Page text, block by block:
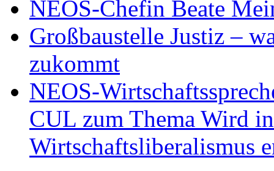
NEOS-Chefin Beate
Großbaustelle Justiz –
zukommt
NEOS-
CUL zum Thema Wird
Wirtschaftsliberalismus